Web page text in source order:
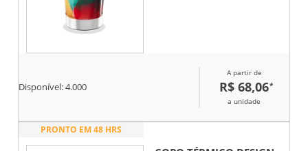
Disponível:4.000
A partir de
R$ 68,06*
a unidade
PRONTO EM 48 HRS